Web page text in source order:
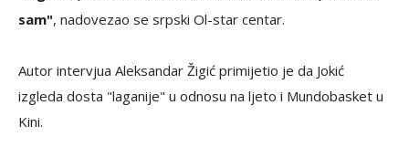
sam", nadovezao se srpski Ol-star centar.
Autor intervjua Aleksandar Žigić primijetio je da Jokić
izgleda dosta "laganije" u odnosu na ljeto i Mundobasket u
Kini.